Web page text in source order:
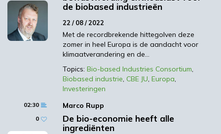
aan het dichten van de “biomassakloof”
tussen vraag en aanbod van biomassa voor
voedsel, materialen en energie. Dit is op dit
moment van bijzonder belang voor de EU,
met de noodzaak om meer zelfvoorzienend
te worden op een groenere manier, als
gevolg van de verstoringen veroorzaakt
De voordelen van de bio-economie, met
inbegrip van de biobased industrie in het
de biobased industrieën
22 / 08 / 2022
Met de recordbrekende hittegolven deze
zomer in heel Europa is de aandacht voor
klimaatverandering en de…
Topics: Bio-based Industries Consortium,
Biobased industrie, CBE JU, Europa,
Investeringen
02:30
0
Marco Rupp
De bio-economie heeft alle
ingrediënten